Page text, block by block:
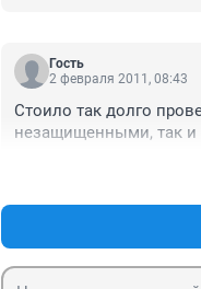
Гость
2 февраля 2011, 08:43
Стоило так долго
незащищенными, так и